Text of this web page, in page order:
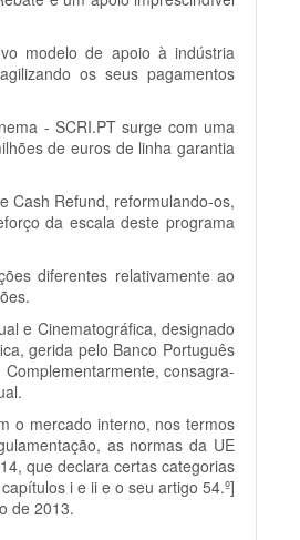
modelo de apoio à indústria
os seus pagamentos
- SCRI.PT surge com uma
de euros de linha garantia
Cash Refund, reformulando-os,
da escala deste programa
diferentes relativamente ao
e Cinematográfica, designado
gerida pelo Banco Português
consagra-
o mercado interno, nos termos
as normas da UE
que declara certas categorias
i e ii e o seu artigo 54.º]
de 2013.